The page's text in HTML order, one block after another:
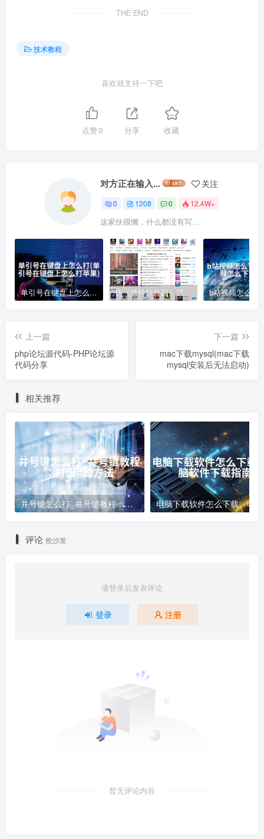
THE END
技术教程
喜欢就支持一下吧
点赞0 分享 收藏
对方正在输入... 关注
0 1208 0 12.4W+
这家伙很懒，什么都没有写...
单引号在键盘上怎么打(单引号在键盘上怎么打苹果) 仿《微特软件园》源码 手机游戏应用软件下载 帝国cms
上一篇
php论坛源代码-PHP论坛源
代码分享
下一篇
mac下载mysql(mac下载
mysql安装后无法启动)
相关推荐
井号键怎么打_井号键教程：打出#的方法
评论 抢沙发
请登录后发表评论
登录 注册
暂无评论内容